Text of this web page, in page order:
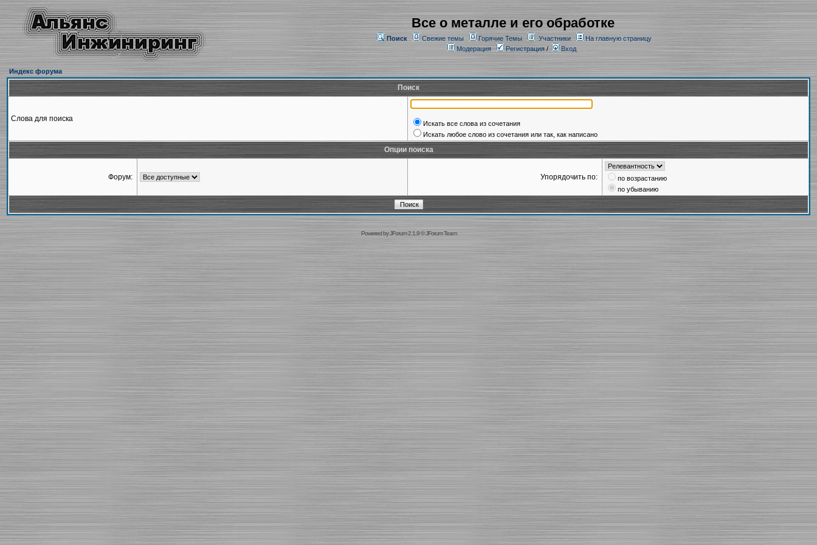
Все о металле и его обработке
Поиск Свежие темы Горячие Темы Участники
На главную страницу
Модерация
Регистрация/ Вход
Индекс форума
Поиск
Слова для поиска
Искать все слова из сочетания
Искать любое слово из сочетания или так, как написано
Опции поиска
Форум: Упорядочить по:
по возрастанию
по убыванию
Powered byJForum 2.1.9©JForum Team